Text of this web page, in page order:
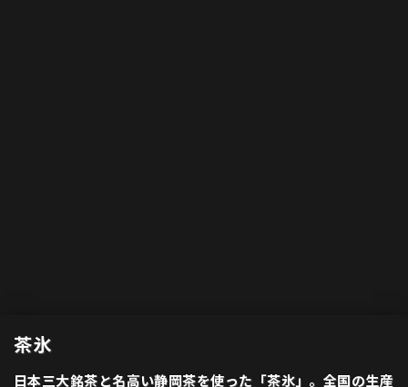
茶氷
日本三大銘茶と名高い静岡茶を使った「茶氷」。全国の生産